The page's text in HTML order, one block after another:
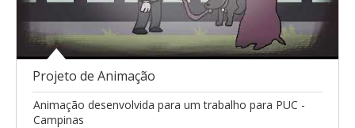
Projeto de Animação
Animação desenvolvida para um trabalho para PUC -
Campinas